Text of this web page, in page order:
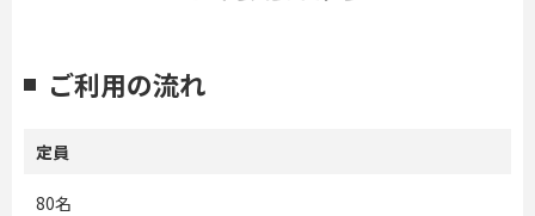
ご利用の流れ
定員
80名